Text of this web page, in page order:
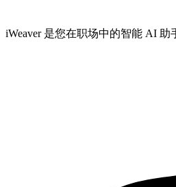
iWeaver 是您在职场中的智能 AI